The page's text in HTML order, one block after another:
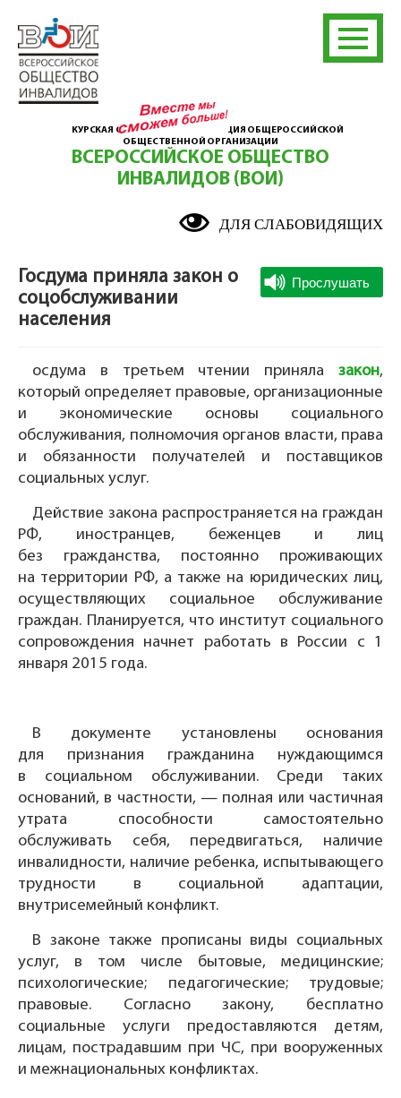
КУРСКАЯ ОБЛАСТНАЯ ОРГАНИЗАЦИЯ ОБЩЕРОССИЙСКОЙ
ОБЩЕСТВЕННОЙ ОРГАНИЗАЦИИ
ВСЕРОССИЙСКОЕ ОБЩЕСТВО
ИНВАЛИДОВ (ВОИ)
ДЛЯ СЛАБОВИДЯЩИХ
Госдума приняла закон о
соцобслуживании
населения
осдума в третьем чтении приняла закон,
который определяет правовые, организационные
и экономические основы социального
обслуживания, полномочия органов власти, права
и обязанности получателей и поставщиков
социальных услуг.
Действие закона распространяется на граждан
РФ, иностранцев, беженцев и лиц
без гражданства, постоянно проживающих
на территории РФ, а также на юридических лиц,
осуществляющих социальное обслуживание
граждан. Планируется, что институт социального
сопровождения начнет работать в России с 1
января 2015 года.
В документе установлены основания
для признания гражданина нуждающимся
в социальном обслуживании. Среди таких
оснований, в частности, — полная или частичная
утрата способности самостоятельно
обслуживать себя, передвигаться, наличие
инвалидности, наличие ребенка, испытывающего
трудности в социальной адаптации,
внутрисемейный конфликт.
В законе также прописаны виды социальных
услуг, в том числе бытовые, медицинские;
психологические; педагогические; трудовые;
правовые. Согласно закону, бесплатно
социальные услуги предоставляются детям,
лицам, пострадавшим при ЧС, при вооруженных
и межнациональных конфликтах.